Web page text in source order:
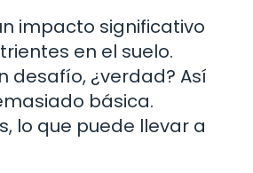
impacto significativo
en el suelo.
desafío, ¿verdad? Así
básica.
lo que puede llevar a